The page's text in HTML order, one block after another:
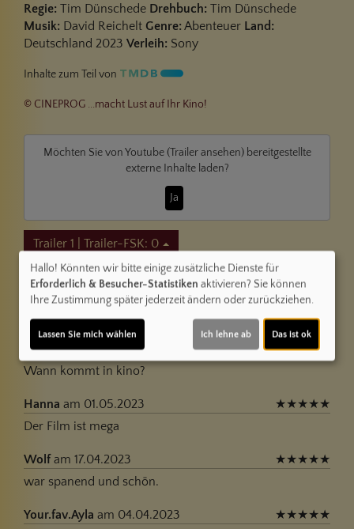
Regie: Tim Dünschede Drehbuch: Tim Dünschede
Musik: David Reichelt Genre: Abenteuer Land:
Deutschland 2023 Verleih: Sony
Inhalte zum Teil von
© CINEPROG ...macht Lust auf Ihr Kino!
Möchten Sie vonYoutube (Trailer ansehen)bereitgestellte
externe Inhalte laden?
Ja
Trailer 1 | Trailer-FSK: 0
Kommentare
★★★★☆ 20
Draghici Ralucaam 27.09.2023 ★★★★★
Wann kommt in kino?
Hanna am 01.05.2023 ★★★★★
Der Film ist mega
Wolfam 17.04.2023 ★★★★★
war spanend und schön.
Your.fav.Ayla am 04.04.2023 ★★★★★
Hallo! Könnten wir bitte einige zusätzliche Dienste für
Erforderlich & Besucher-Statistiken aktivieren? Sie können
Ihre Zustimmung später jederzeit ändern oder zurückziehen.
Lassen Sie mich wählen Ich lehne ab Das ist ok